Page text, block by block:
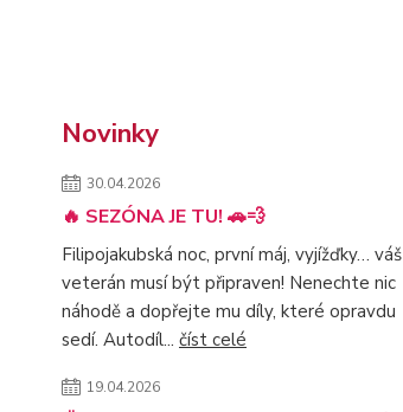
Novinky
30.04.2026
🔥 SEZÓNA JE TU! 🚗💨
Filipojakubská noc, první máj, vyjížďky… váš
veterán musí být připraven! Nenechte nic
náhodě a dopřejte mu díly, které opravdu
sedí. Autodíl... číst celé
19.04.2026